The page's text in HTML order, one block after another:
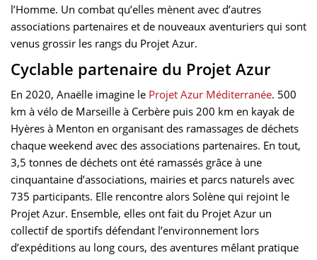
l’Homme. Un combat qu’elles mènent avec d’autres
associations partenaires et de nouveaux aventuriers qui sont
venus grossir les rangs du Projet Azur.
Cyclable partenaire du Projet Azur
En 2020, Anaëlle imagine le Projet Azur Méditerranée. 500
km à vélo de Marseille à Cerbère puis 200 km en kayak de
Hyères à Menton en organisant des ramassages de déchets
chaque weekend avec des associations partenaires. En tout,
3,5 tonnes de déchets ont été ramassés grâce à une
cinquantaine d’associations, mairies et parcs naturels avec
735 participants. Elle rencontre alors Solène qui rejoint le
Projet Azur. Ensemble, elles ont fait du Projet Azur un
collectif de sportifs défendant l’environnement lors
d’expéditions au long cours, des aventures mêlant pratique